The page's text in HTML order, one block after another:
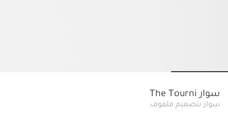
سوار The Tourni
سوار بتصميم ملفوف.